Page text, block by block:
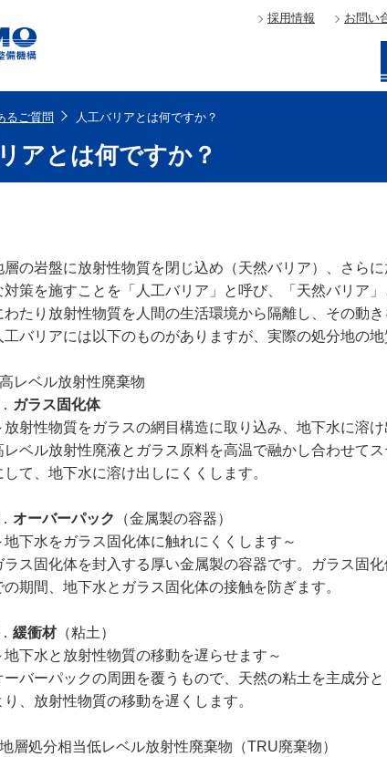
採用情報 お問い
るご質問 人工バリアとは何ですか？
アとは何ですか？
層の岩盤に放射性物質を閉じ込め（天然バリア）、さら
対策を施すことを「人工バリア」と呼び、「天然バリア
わたり放射性物質を人間の生活環境から隔離し、その動き
工バリアには以下のものがありますが、実際の処分地の
レベル放射性廃棄物
ガラス固化体
放射性物質をガラスの網目構造に取り込み、地下水に溶
レベル放射性廃液とガラス原料を高温で融かし合わせて
して、地下水に溶け出しにくくします。
オーバーパック
（金属製の容器）
地下水をガラス固化体に触れにくくします～
ラス固化体を封入する厚い金属製の容器です。ガラス固
の期間、地下水とガラス固化体の接触を防ぎます。
緩衝材（粘土）
地下水と放射性物質の移動を遅らせます～
ーバーパックの周囲を覆うもので、天然の粘土を主成分
り、放射性物質の移動を遅くします。
層処分相当低レベル放射性廃棄物（TRU廃棄物）